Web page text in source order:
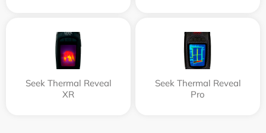
Seek Thermal Reveal
XR
Seek Thermal Reveal
Pro